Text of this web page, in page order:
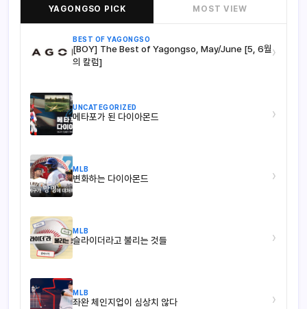
YAGONGSO PICK MOST VIEW
BEST OF YAGONGSO
[BOY] The Best of Yagongso, May/June [5, 6월
의 칼럼]
›
UNCATEGORIZED
메타포가 된 다이아몬드 ›
MLB
변화하는 다이아몬드 ›
MLB
슬라이더라고 불리는 것들 ›
MLB
좌완 체인지업이 심상치 않다 ›